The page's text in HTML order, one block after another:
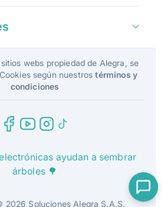
webs propiedad de Alegra, se
según nuestrostérminos y
condiciones
ayudan a sembrar
árboles 🌳
2026 Soluciones Alegra S.A.S.